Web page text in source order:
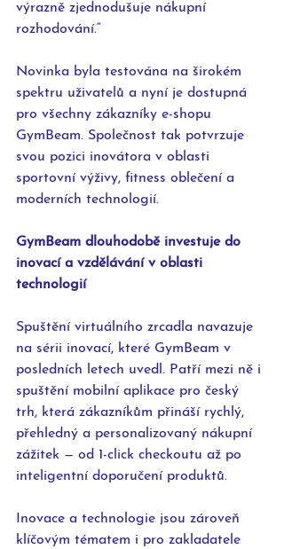
výrazně zjednodušuje nákupní
rozhodování.“
Novinka byla testována na širokém
spektru uživatelů a nyní je dostupná
pro všechny zákazníky e-shopu
GymBeam. Společnost tak potvrzuje
svou pozici inovátora v oblasti
sportovní výživy, fitness oblečení a
moderních technologií.
GymBeam dlouhodobě investuje do
inovací a vzdělávání v oblasti
technologií
Spuštění virtuálního zrcadla navazuje
na sérii inovací, které GymBeam v
posledních letech uvedl. Patří mezi ně i
spuštění mobilní aplikace pro český
trh, která zákazníkům přináší rychlý,
přehledný a personalizovaný nákupní
zážitek — od 1-click checkoutu až po
inteligentní doporučení produktů.
Inovace a technologie jsou zároveň
klíčovým tématem i pro zakladatele